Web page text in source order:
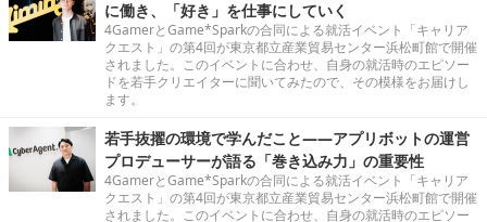
に働き、「好き」を仕事にしていく
4GamerとGame*Sparkの合同による就活イベント「キャリア
クエスト」の第4回が東京都立産業貿易センター浜松町館で開催
されました。このイベントに合わせ、自身の就活時のエピソー
ドを若手クリエイターに聞いてみたので、その模様をお届けし
ます。
若手抜擢の環境で学んだこと――アプリボットの運営
プロデューサーが語る「巻き込み力」の重要性
4GamerとGame*Sparkの合同による就活イベント「キャリア
クエスト」の第4回が東京都立産業貿易センター浜松町館で開催
されました。このイベントに合わせ、自身の就活時のエピソー